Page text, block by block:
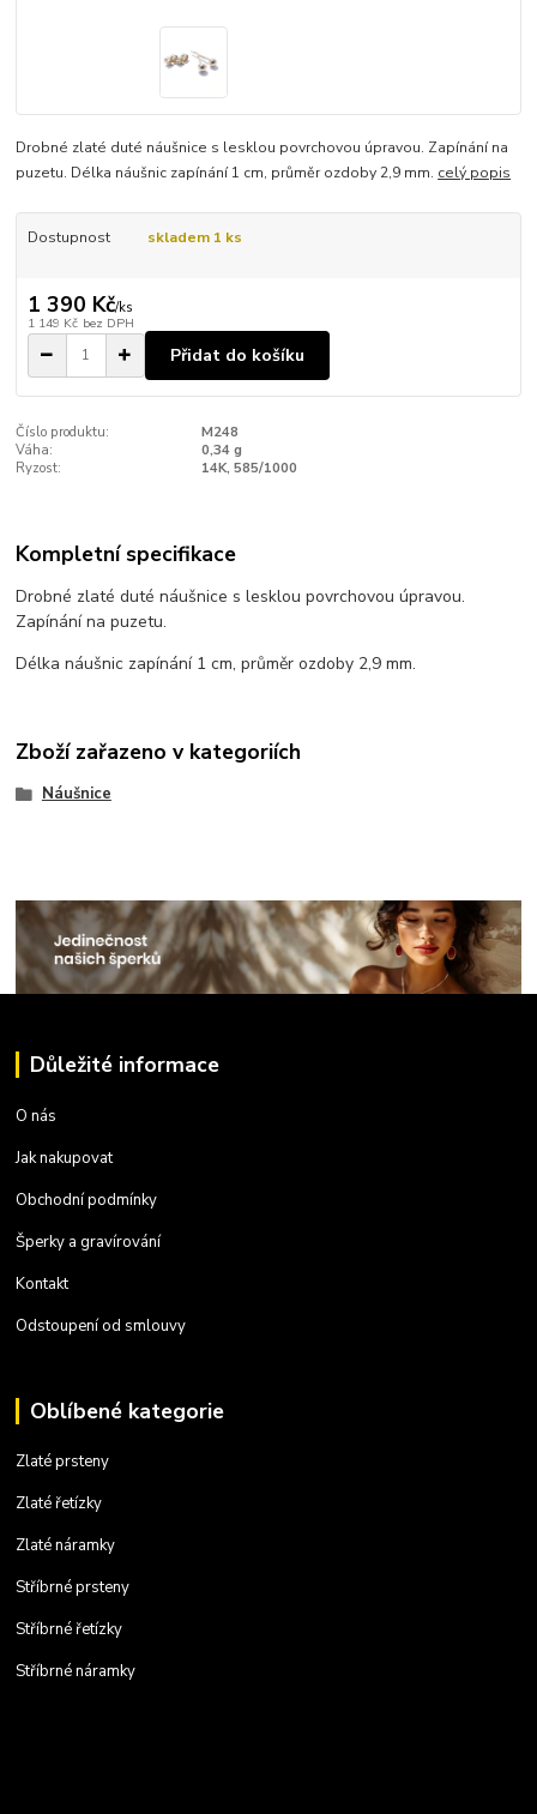
Drobné zlaté duté náušnice s lesklou povrchovou úpravou. Zapínání na
puzetu. Délka náušnic zapínání 1 cm, průměr ozdoby 2,9 mm. celý popis
Dostupnost skladem 1 ks
1 390 Kč/ks
1 149 Kč bez DPH
Přidat do košíku
Číslo produktu:
M248
Váha:
0,34 g
Ryzost:
14K, 585/1000
Kompletní specifikace
Drobné zlaté duté náušnice s lesklou povrchovou úpravou.
Zapínání na puzetu.
Délka náušnic zapínání 1 cm, průměr ozdoby 2,9 mm.
Zboží zařazeno v kategoriích
Náušnice
Důležité informace
O nás
Jak nakupovat
Obchodní podmínky
Šperky a gravírování
Kontakt
Odstoupení od smlouvy
Oblíbené kategorie
Zlaté prsteny
Zlaté řetízky
Zlaté náramky
Stříbrné prsteny
Stříbrné řetízky
Stříbrné náramky